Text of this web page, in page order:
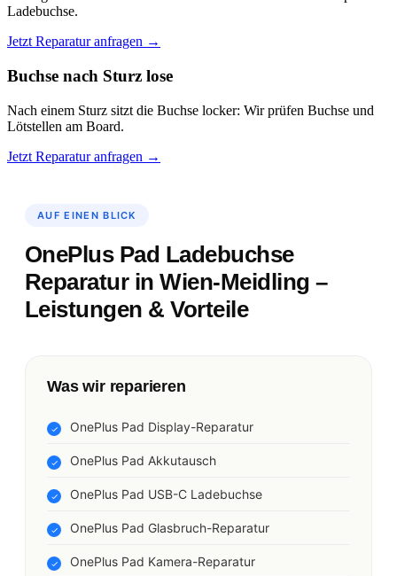
Ladebuchse.
Jetzt Reparatur anfragen →
Buchse nach Sturz lose
Nach einem Sturz sitzt die Buchse locker: Wir prüfen Buchse und
Lötstellen am Board.
Jetzt Reparatur anfragen →
AUF EINEN BLICK
OnePlus Pad Ladebuchse
Reparatur in Wien-Meidling –
Leistungen & Vorteile
Was wir reparieren
OnePlus Pad Display-Reparatur
OnePlus Pad Akkutausch
OnePlus Pad USB-C Ladebuchse
OnePlus Pad Glasbruch-Reparatur
OnePlus Pad Kamera-Reparatur